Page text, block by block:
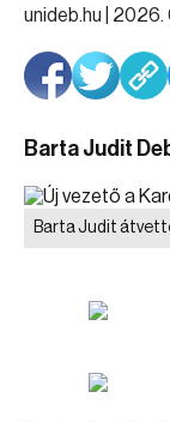
unideb.hu | 2026.
Barta Judit
Barta Judit